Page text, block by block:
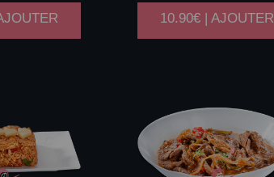
10.90€ | AJOUTER